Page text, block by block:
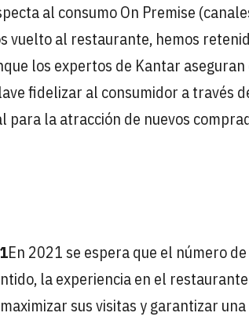
al consumo On Premise
vuelto al restaurante, hemos
los expertos de Kantar
fidelizar al consumidor a través
para la atracción de nuevos
En 2021 se espera que el número
la experiencia en el
sus visitas y garantizar